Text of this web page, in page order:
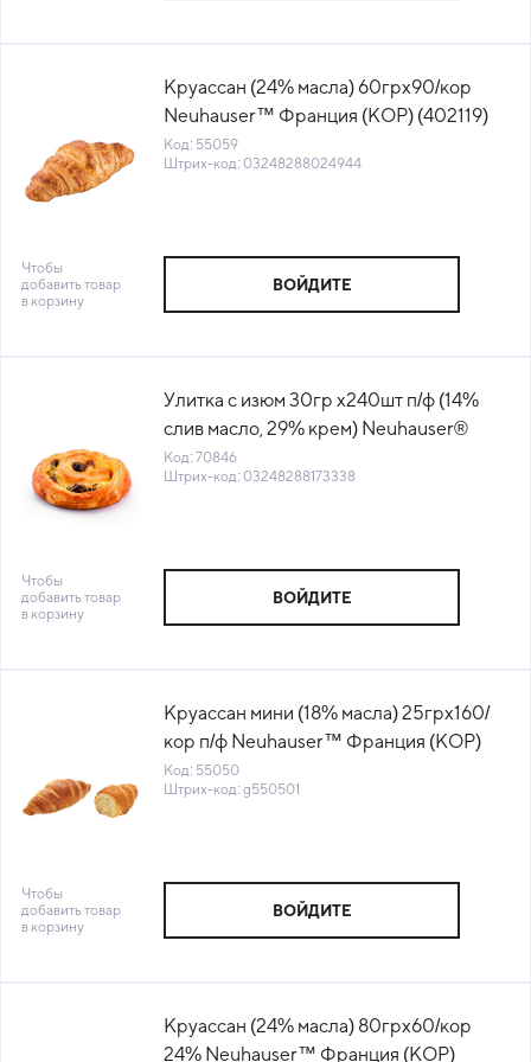
Круассан (24% масла) 60грх90/кор
Neuhauser™ Франция (КОР) (402119)
(КОД 55059) (-18°С)
Код: 55059
Штрих-код: 03248288024944
Чтобы
добавить товар
в корзину
ВОЙДИТЕ
Улитка с изюм 30гр х240шт п/ф (14%
слив масло, 29% крем) Neuhauser®
Франция (КОР) (440441) (КОД 70846)
(-18°С)
Код: 70846
Штрих-код: 03248288173338
Чтобы
добавить товар
в корзину
ВОЙДИТЕ
Круассан мини (18% масла) 25грх160/
кор п/ф Neuhauser™ Франция (КОР)
(401262) (КОД 55050) (-18°С)
Код: 55050
Штрих-код: g550501
Чтобы
добавить товар
в корзину
ВОЙДИТЕ
Круассан (24% масла) 80грх60/кор
24% Neuhauser™ Франция (КОР)